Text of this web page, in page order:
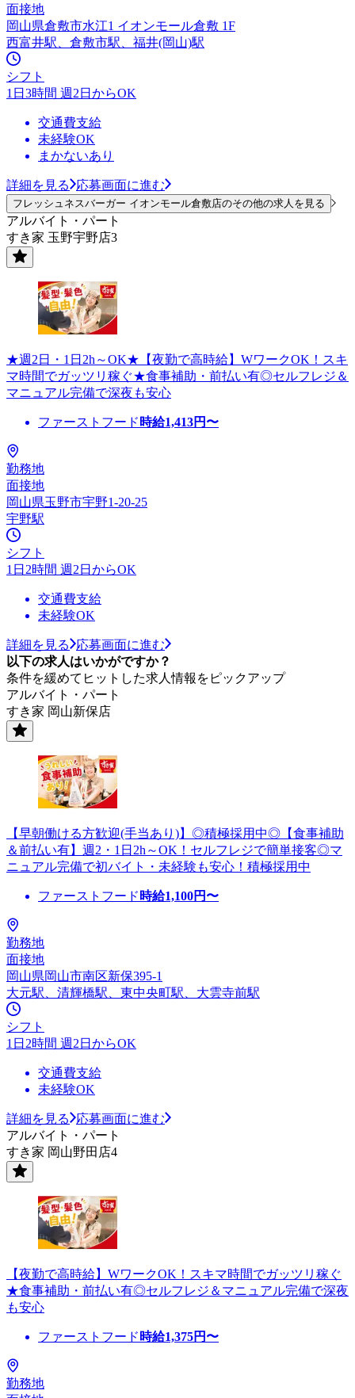
面接地
岡山県倉敷市水江1 イオンモール倉敷 1F
西富井駅、倉敷市駅、福井(岡山)駅
シフト
1日3時間 週2日からOK
交通費支給
未経験OK
まかないあり
詳細を見る 応募画面に進む
フレッシュネスバーガー イオンモール倉敷店のその他の求人を見る
アルバイト・パート
すき家 玉野宇野店3
★週2日・1日2h～OK★【夜勤で高時給】WワークOK！スキ
マ時間でガッツリ稼ぐ★食事補助・前払い有◎セルフレジ＆
マニュアル完備で深夜も安心
ファーストフード 時給1,413円〜
勤務地
面接地
岡山県玉野市宇野1-20-25
宇野駅
シフト
1日2時間 週2日からOK
交通費支給
未経験OK
詳細を見る
応募画面に進む
以下の求人はいかがですか？
条件を緩めてヒットした求人情報をピックアップ
アルバイト・パート
すき家 岡山新保店
【早朝働ける方歓迎(手当あり)】◎積極採用中◎【食事補助
＆前払い有】週2・1日2h～OK！セルフレジで簡単接客◎マ
ニュアル完備で初バイト・未経験も安心！積極採用中
ファーストフード 時給1,100円〜
勤務地
面接地
岡山県岡山市南区新保395-1
大元駅、清輝橋駅、東中央町駅、大雲寺前駅
シフト
1日2時間 週2日からOK
交通費支給
未経験OK
詳細を見る
応募画面に進む
アルバイト・パート
すき家 岡山野田店4
【夜勤で高時給】WワークOK！スキマ時間でガッツリ稼ぐ
★食事補助・前払い有◎セルフレジ＆マニュアル完備で深夜
も安心
ファーストフード 時給1,375円〜
勤務地